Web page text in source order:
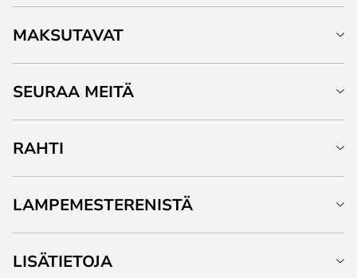
MAKSUTAVAT
SEURAA MEITÄ
RAHTI
LAMPEMESTERENISTÄ
LISÄTIETOJA